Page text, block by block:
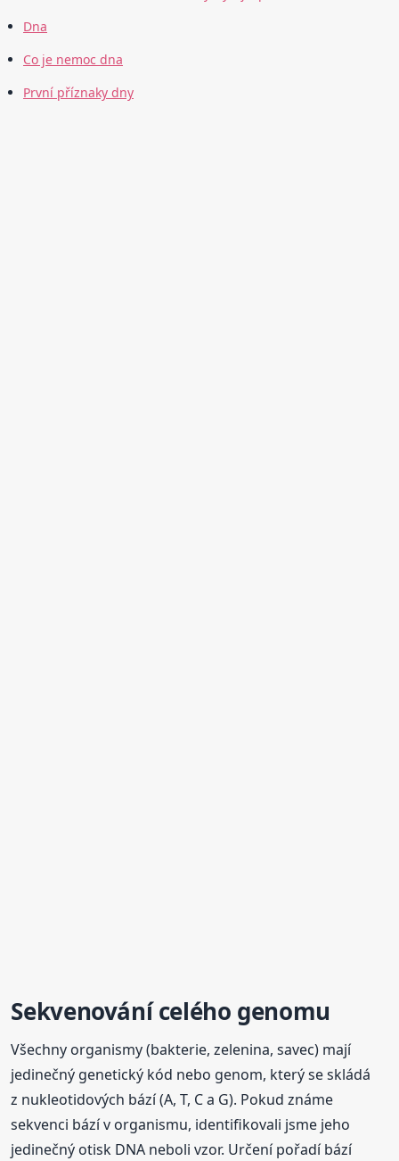
Dna
Co je nemoc dna
První příznaky dny
Sekvenování celého genomu
Všechny organismy (bakterie, zelenina, savec) mají
jedinečný genetický kód nebo genom, který se skládá
z nukleotidových bází (A, T, C a G). Pokud známe
sekvenci bází v organismu, identifikovali jsme jeho
jedinečný otisk DNA neboli vzor. Určení pořadí bází